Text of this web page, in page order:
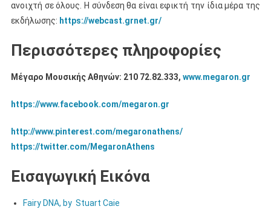
ανοιχτή σε όλους. Η σύνδεση θα είναι εφικτή την ίδια μέρα της
εκδήλωσης: https://webcast.grnet.gr/
Περισσότερες πληροφορίες
Μέγαρο Μουσικής Αθηνών: 210 72.82.333, www.megaron.gr
https://www.facebook.com/megaron.gr
http://www.pinterest.com/megaronathens/
https://twitter.com/MegaronAthens
Εισαγωγική Εικόνα
Fairy DNA, by Stuart Caie